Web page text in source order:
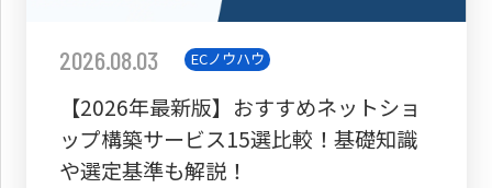
2026.08.03 ECノウハウ
【2026年最新版】おすすめネットショ
ップ構築サービス15選比較！基礎知識
や選定基準も解説！